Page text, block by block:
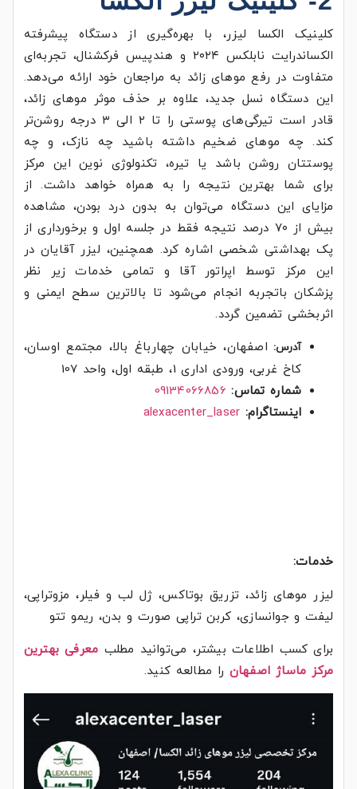
کلینیک الکسا لیزر، با بهره‌گیری از دستگاه پیشرفته
الکساندرایت نابلکس ۲۰۲۴ و هندپیس فرکشنال، تجربه‌ای
متفاوت در رفع موهای زائد به مراجعان خود ارائه می‌دهد.
این دستگاه نسل جدید، علاوه بر حذف موثر موهای زائد،
قادر است تیرگی‌های پوستی را تا ۲ الی ۳ درجه روشن‌تر
کند. چه موهای ضخیم داشته باشید چه نازک، و چه
پوستتان روشن باشد یا تیره، تکنولوژی نوین این مرکز
برای شما بهترین نتیجه را به همراه خواهد داشت. از
مزایای این دستگاه می‌توان به بدون درد بودن، مشاهده
بیش از ۷۰ درصد نتیجه فقط در جلسه اول و برخورداری از
پک بهداشتی شخصی اشاره کرد. همچنین، لیزر آقایان در
این مرکز توسط اپراتور آقا و تمامی خدمات زیر نظر
پزشکان باتجربه انجام می‌شود تا بالاترین سطح ایمنی و
اثربخشی تضمین گردد.
آدرس: اصفهان، خیابان چهارباغ بالا، مجتمع اوسان،
کاخ غربی، ورودی اداری 1، طبقه اول، واحد 107
شماره تماس: 09134066856
اینستاگرام: alexacenter_laser
خدمات:
لیزر موهای زائد، تزریق بوتاکس، ژل لب و فیلر، مزوتراپی،
لیفت و جوانسازی، کربن تراپی صورت و بدن، ریمو تتو
برای کسب اطلاعات بیشتر، می‌توانید مطلب معرفی بهترین
مرکز ماساژ اصفهان را مطالعه کنید.